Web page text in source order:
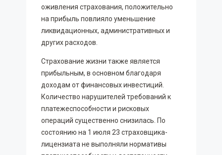
оживления страхования, положительно
на прибыль повлияло уменьшение
ликвидационных, административных и
других расходов.
Страхование жизни также является
прибыльным, в основном благодаря
доходам от финансовых инвестиций.
Количество нарушителей требований к
платежеспособности и рисковых
операций существенно снизилась. По
состоянию на 1 июля 23 страховщика-
лицензиата не выполняли нормативы